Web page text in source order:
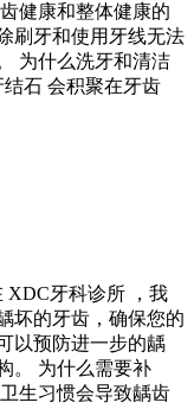
健康和整体健康的
刷牙和使用牙线无法
为什么洗牙和清洁
石 会积聚在牙齿
XDC牙科诊所 ，我
坏的牙齿，确保您的
以预防进一步的龋
。 为什么需要补
生习惯会导致龋齿